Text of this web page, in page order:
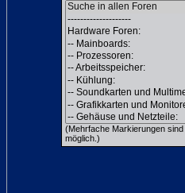
(Mehrfache Markierungen
möglich.)